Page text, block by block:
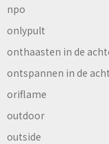
npo
onlypult
onthaasten in de
ontspannen in de
oriflame
outdoor
outside